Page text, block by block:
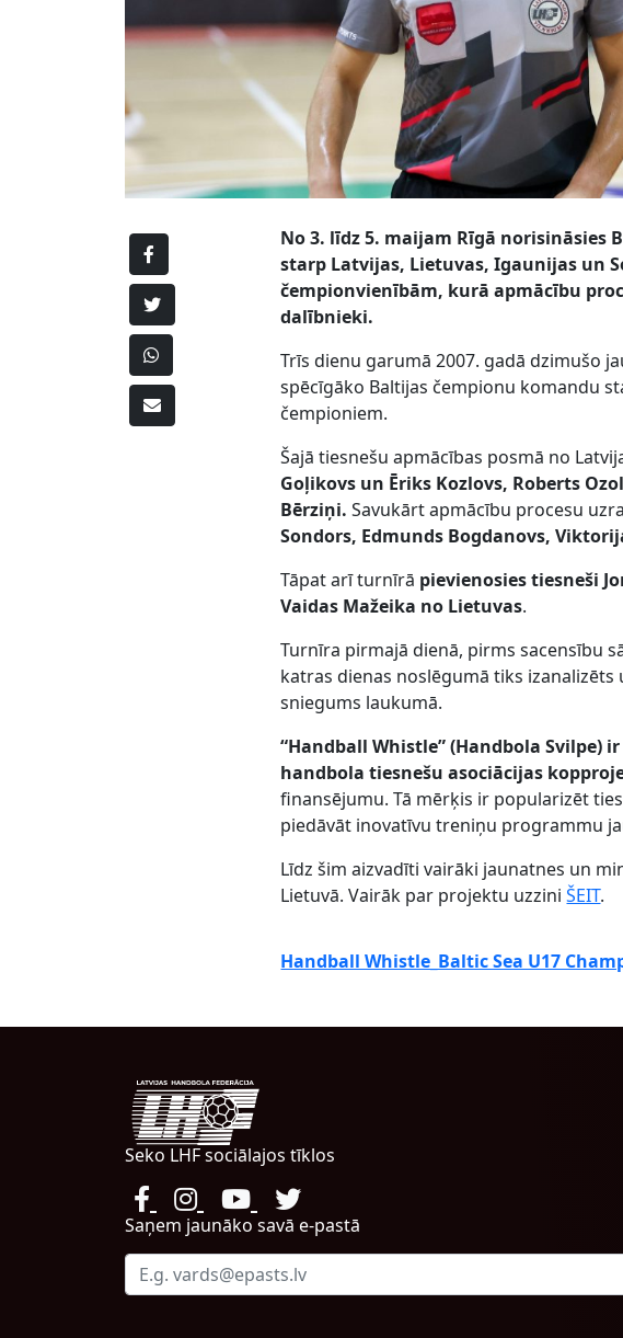
No 3. līdz 5. maijam Rīgā
starp Latvijas, Lietuvas, Igaunijas un
čempionvienībām, kurā apmācību
dalībnieki.
Trīs dienu garumā 2007. gadā dzimušo
spēcīgāko Baltijas čempionu komandu
čempioniem.
Šajā tiesnešu apmācības posmā no
Goļikovs un Ēriks Kozlovs, Roberts
Bērziņi. Savukārt apmācību procesu
Sondors, Edmunds Bogdanovs,
Tāpat arī turnīrā pievienosies tiesneši
Vaidas Mažeika no Lietuvas.
Turnīra pirmajā dienā, pirms sacensību
katras dienas noslēgumā tiks
sniegums laukumā.
“Handball Whistle” (Handbola Svilpe)
handbola tiesnešu asociācijas
finansējumu. Tā mērķis ir popularizēt
piedāvāt inovatīvu treniņu programmu
Līdz šim aizvadīti vairāki jaunatnes un
Lietuvā. Vairāk par projektu uzziniŠEIT.
Handball Whistle_Baltic Sea U17
Seko LHF sociālajos tīklos
Saņem jaunāko savā e-pastā